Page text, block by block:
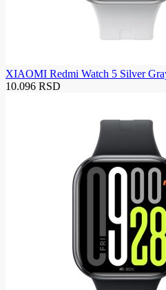
XIAOMI Redmi Watch 5 Silver
10.096 RSD